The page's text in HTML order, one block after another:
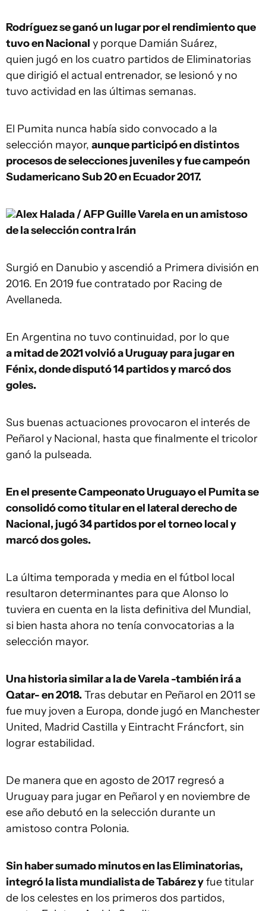
Rodríguez se ganó un lugar por el rendimiento que
tuvo en Nacional y porque Damián Suárez,
quien jugó en los cuatro partidos de Eliminatorias
que dirigió el actual entrenador, se lesionó y no
tuvo actividad en las últimas semanas.
El Pumita nunca había sido convocado a la
selección mayor, aunque participó en distintos
procesos de selecciones juveniles y fue campeón
Sudamericano Sub 20 en Ecuador 2017.
Alex Halada / AFPGuille Varela en un amistoso
de la selección contra Irán
Surgió en Danubio y ascendió a Primera división en
2016. En 2019 fue contratado por Racing de
Avellaneda.
En Argentina no tuvo continuidad, por lo que
a mitad de 2021 volvió a Uruguay para jugar en
Fénix, donde disputó 14 partidos y marcó dos
goles.
Sus buenas actuaciones provocaron el interés de
Peñarol y Nacional, hasta que finalmente el tricolor
ganó la pulseada.
En el presente Campeonato Uruguayo el Pumita se
consolidó como titular en el lateral derecho de
Nacional, jugó 34 partidos por el torneo local y
marcó dos goles.
La última temporada y media en el fútbol local
resultaron determinantes para que Alonso lo
tuviera en cuenta en la lista definitiva del Mundial,
si bien hasta ahora no tenía convocatorias a la
selección mayor.
Una historia similar a la de Varela -también irá a
Qatar- en 2018. Tras debutar en Peñarol en 2011 se
fue muy joven a Europa, donde jugó en Manchester
United, Madrid Castilla y Eintracht Fráncfort, sin
lograr estabilidad.
De manera que en agosto de 2017 regresó a
Uruguay para jugar en Peñarol y en noviembre de
ese año debutó en la selección durante un
amistoso contra Polonia.
Sin haber sumado minutos en las Eliminatorias,
integró la lista mundialista de Tabárez yfue titular
de los celestes en los primeros dos partidos,